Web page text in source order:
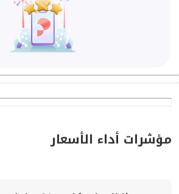
مؤشرات أداء الأسعار